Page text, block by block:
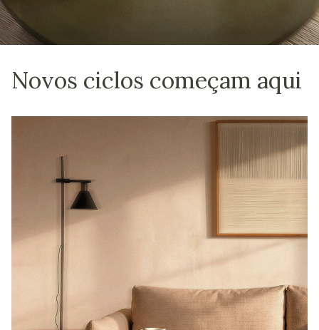
Novos ciclos começam aqui